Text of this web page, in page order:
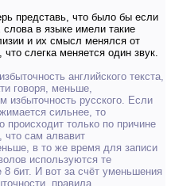
представь, что было бы если
в языке имели такие
и их смысл менялся от
что слегка меняется один звук.
английского текста,
говоря, меньше,
избыточность русского. Если
сильнее, то
происходит только по причине
что сам алвавит
в то же время для записи
используются те
8 бит. И вот за счёт уменьшения
правила